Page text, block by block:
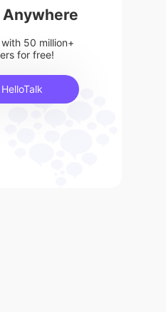
Anywhere
50 million+
for free!